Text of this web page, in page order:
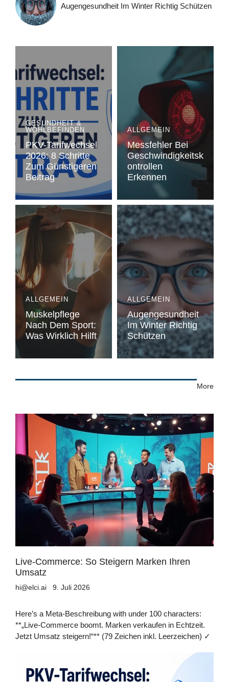
Augengesundheit Im Winter Richtig Schützen
GESUNDHEIT &
WOHLBEFINDEN
PKV-Tarifwechsel
2026: 8 Schritte
Zum Günstigeren
Beitrag
ALLGEMEIN
Messfehler Bei
Geschwindigkeitsk
Ontrollen
Erkennen
ALLGEMEIN
Muskelpflege
Nach Dem Sport:
Was Wirklich Hilft
ALLGEMEIN
Augengesundheit
Im Winter Richtig
Schützen
More
Live-Commerce: So Steigern Marken Ihren
Umsatz
hi@elci.ai 9. Juli 2026
Here’s a Meta-Beschreibung with under 100 characters:
**„Live-Commerce boomt. Marken verkaufen in Echtzeit.
Jetzt Umsatz steigern!“** (79 Zeichen inkl. Leerzeichen) ✓